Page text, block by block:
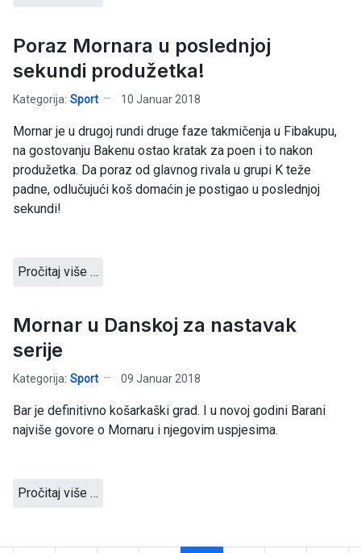
Poraz Mornara u poslednjoj
sekundi produžetka!
Kategorija: Sport 10 Januar 2018
Mornar je u drugoj rundi druge faze takmičenja u Fibakupu,
na gostovanju Bakenu ostao kratak za poen i to nakon
produžetka. Da poraz od glavnog rivala u grupi K teže
padne, odlučujući koš domaćin je postigao u poslednjoj
sekundi!
Pročitaj više …
Mornar u Danskoj za nastavak
serije
Kategorija: Sport 09 Januar 2018
Bar je definitivno košarkaški grad. I u novoj godini Barani
najviše govore o Mornaru i njegovim uspjesima.
Pročitaj više …